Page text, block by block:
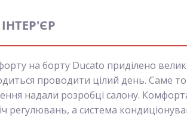
ІНТЕР'ЄР
на борту Ducato приділено
проводити цілий день. Саме
надали розробці салону.
регулювань, а система